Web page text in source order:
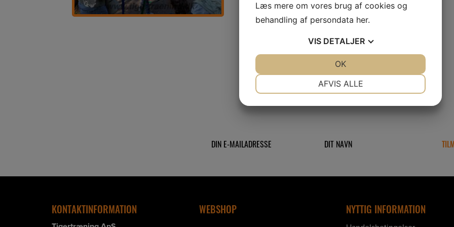
TILBAGE TIL GALLERIET
TILMELD DIG VORES NYHEDSBREV
KONTAKTINFORMATION WEBSHOP NYTTIG INFORMATION
Læs mere om vores brug af cookies og
behandling af persondata her.
VIS DETALJER
AFVIS ALLE
OK